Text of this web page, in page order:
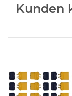
Kunden